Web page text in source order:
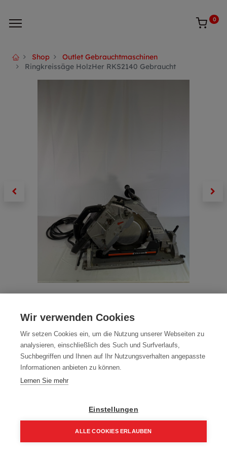
0
Shop
Outlet Gebrauchtmaschinen
Ringkreissäge HolzHer RKS2140 Gebraucht
Gebraucht
Artikelnummer:Gebraucht-0005
450,00€
540,00 € inkl. Mwst
450,00 € / Stk.
In den Einkaufskorb
Wir verwenden Cookies
Wir setzen Cookies ein, um die Nutzung unserer Webseiten zu
analysieren, einschließlich des Such und Surfverlaufs,
Suchbegriffen und Ihnen auf Ihr Nutzungsverhalten angepasste
Informationen anbieten zu können.
Lernen Sie mehr
Einstellungen
ALLE COOKIES ERLAUBEN